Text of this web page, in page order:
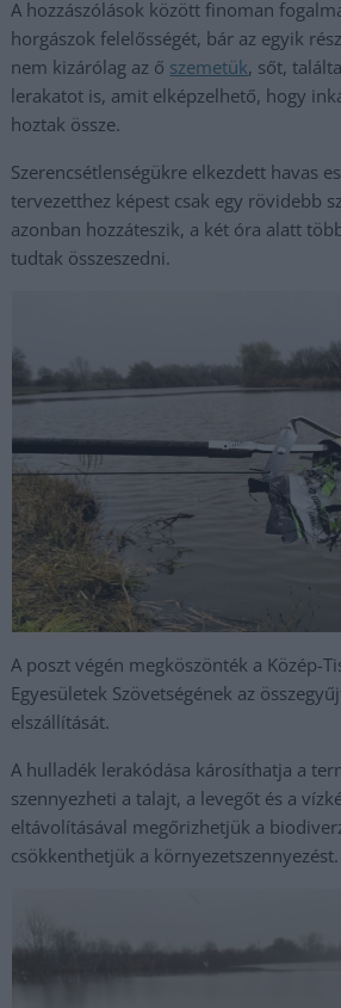
A hozzászólások között finoman
horgászok felelősségét, bár az egyik
nem kizárólag az ő szemetük, sőt,
lerakatot is, amit elképzelhető, hogy
hoztak össze.
Szerencsétlenségükre elkezdett havas
tervezetthez képest csak egy rövidebb
azonban hozzáteszik, a két óra alatt
tudtak összeszedni.
A poszt végén megköszönték a Közép-
Egyesületek Szövetségének az
elszállítását.
A hulladék lerakódása károsíthatja a
szennyezheti a talajt, a levegőt és a
eltávolításával megőrizhetjük a
csökkenthetjük a környezetszennyezést.